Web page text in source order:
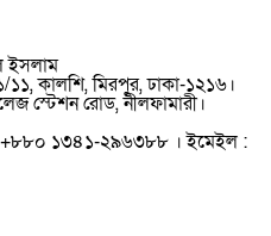
ইসলাম
১১, কালশি, মিরপুর, ঢাকা-১২১৬।
স্টেশন রোড, নীলফামারী।
১৩৪১-২৯৬৩৮৮ । ইমেইল :